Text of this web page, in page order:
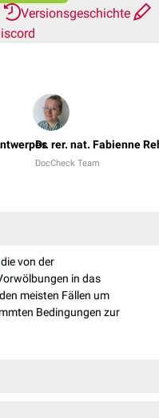
Versionsgeschichte
Dr. rer. nat. Fabienne
DocCheck Team
von der
in das
meisten Fällen um
Bedingungen zur